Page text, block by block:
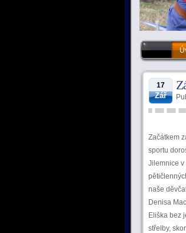
17
Zář
Začátkem
sportu
Jilemnice v
naše
Denisa
Eliška bez
střelby,